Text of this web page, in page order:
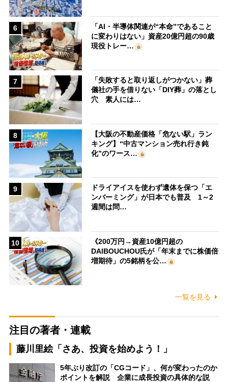
6
「AI・半導体関連が“本命”であること
に変わりはない」資産20億円超の90歳
現役トレー…
7
「失敗すると取り返しがつかない」葬
儀社の手を借りない「DIY葬」の落とし
穴 素人には…
8
【大阪の不動産価格「危ない駅」ラン
キング】“中古マンション売れ行き鈍
化”のワース…
9
ドライアイスを使わず遺体を保つ「エ
ンバーミング」が日本でも普及 1～2
週間は問…
10
《200万円→資産10億円超の
DAIBOUCHOU氏が「年末までに株価倍
増期待」の5銘柄を公…
一覧を見る
注目の著者・連載
藤川里絵「さあ、投資を始めよう！」
5年ぶり改訂の「CGコード」、何が変わったのか
ポイントを解説 企業に成長投資の具体的な説